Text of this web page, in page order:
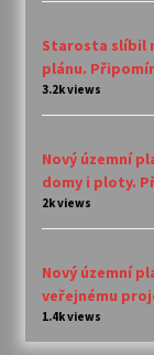
Starosta slíbil
plánu.
3.2k views
Nový územní
domy i ploty.
2k views
Nový územní
veřejnému
1.4k views